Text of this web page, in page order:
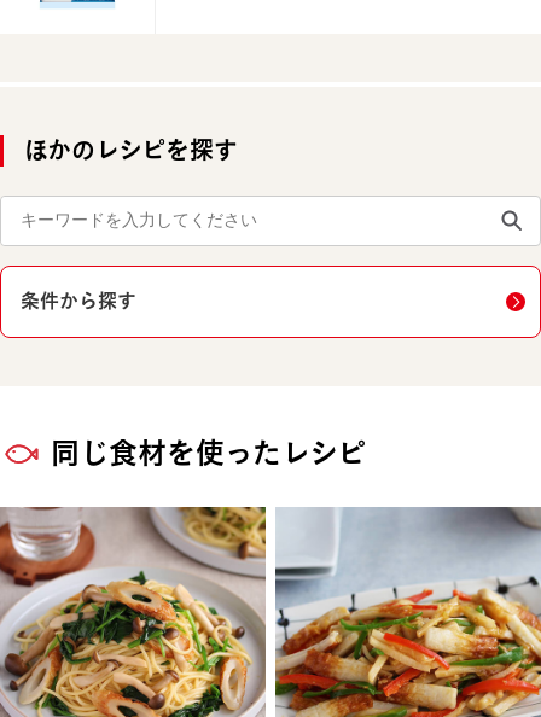
ほかのレシピを探す
条件から探す
同じ食材を使ったレシピ